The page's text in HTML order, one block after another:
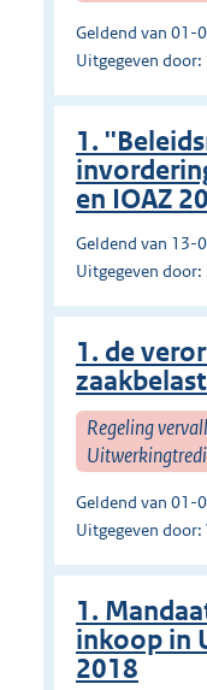
Geldend van
Uitgegeven door:
1.
en IOAZ
Geldend van 13-
Uitgegeven door:
1. de
Regeling
Geldend van
Uitgegeven door:
1.
inkoop in
2018